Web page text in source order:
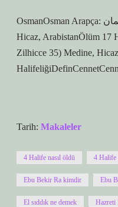
OsmanOsman Arapça: عثمانSonra gelen AliDoğumy. 579
Hicaz, ArabistanÖlüm 17
Zilhicce 35) Medine,
Tarih: Makaleler
4 Halife nasıl öldü 4 Halife
Ebu Bekir Ra kimdir Ebu
El sıddık ne demek Hazreti